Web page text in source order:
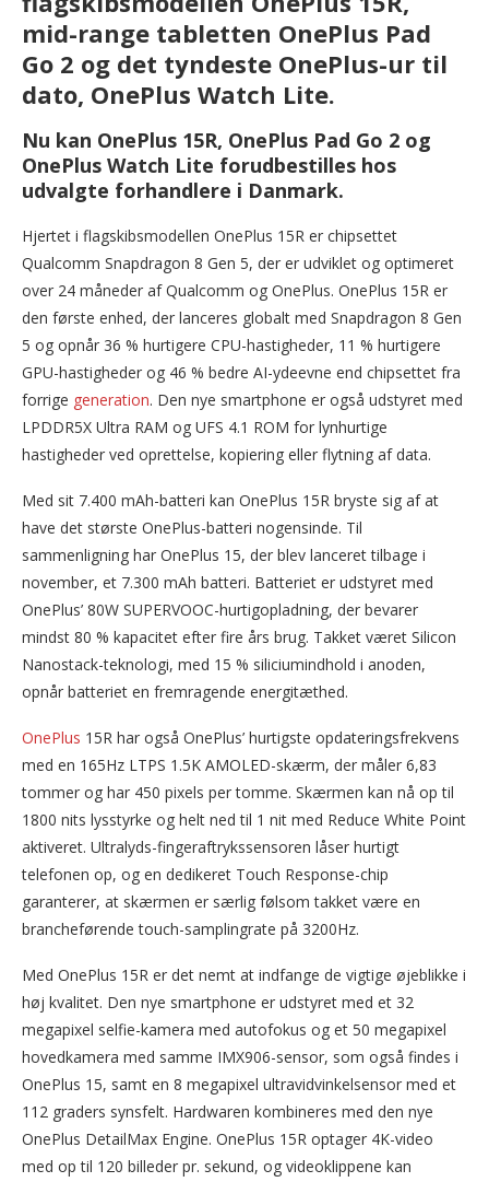
mid-range tabletten OnePlus Pad
Go 2 og det tyndeste OnePlus-ur til
dato, OnePlus Watch Lite.
Nu kan OnePlus 15R, OnePlus Pad Go 2 og
OnePlus Watch Lite forudbestilles hos
udvalgte forhandlere i Danmark.
Hjertet i flagskibsmodellen OnePlus 15R er chipsettet
Qualcomm Snapdragon 8 Gen 5, der er udviklet og optimeret
over 24 måneder af Qualcomm og OnePlus. OnePlus 15R er
den første enhed, der lanceres globalt med Snapdragon 8 Gen
5 og opnår 36 % hurtigere CPU-hastigheder, 11 % hurtigere
GPU-hastigheder og 46 % bedre AI-ydeevne end chipsettet fra
forrige generation. Den nye smartphone er også udstyret med
LPDDR5X Ultra RAM og UFS 4.1 ROM for lynhurtige
hastigheder ved oprettelse, kopiering eller flytning af data.
Med sit 7.400 mAh-batteri kan OnePlus 15R bryste sig af at
have det største OnePlus-batteri nogensinde. Til
sammenligning har OnePlus 15, der blev lanceret tilbage i
november, et 7.300 mAh batteri. Batteriet er udstyret med
OnePlus’ 80W SUPERVOOC-hurtigopladning, der bevarer
mindst 80 % kapacitet efter fire års brug. Takket været Silicon
Nanostack-teknologi, med 15 % siliciumindhold i anoden,
opnår batteriet en fremragende energitæthed.
OnePlus 15R har også OnePlus’ hurtigste opdateringsfrekvens
med en 165Hz LTPS 1.5K AMOLED-skærm, der måler 6,83
tommer og har 450 pixels per tomme. Skærmen kan nå op til
1800 nits lysstyrke og helt ned til 1 nit med Reduce White Point
aktiveret. Ultralyds-fingeraftrykssensoren låser hurtigt
telefonen op, og en dedikeret Touch Response-chip
garanterer, at skærmen er særlig følsom takket være en
brancheførende touch-samplingrate på 3200Hz.
Med OnePlus 15R er det nemt at indfange de vigtige øjeblikke i
høj kvalitet. Den nye smartphone er udstyret med et 32
megapixel selfie-kamera med autofokus og et 50 megapixel
hovedkamera med samme IMX906-sensor, som også findes i
OnePlus 15, samt en 8 megapixel ultravidvinkelsensor med et
112 graders synsfelt. Hardwaren kombineres med den nye
OnePlus DetailMax Engine. OnePlus 15R optager 4K-video
med op til 120 billeder pr. sekund, og videoklippene kan